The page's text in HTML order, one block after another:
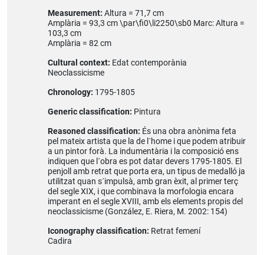
Measurement: Altura = 71,7 cm
Amplària = 93,3 cm \par\fi0\li2250\sb0 Marc: Altura =
103,3 cm
Amplària = 82 cm
Cultural context: Edat contemporània
Neoclassicisme
Chronology: 1795-1805
Generic classification: Pintura
Reasoned classification: És una obra anònima feta
pel mateix artista que la de l´home i que podem atribuir
a un pintor forà. La indumentària i la composició ens
indiquen que l´obra es pot datar devers 1795-1805. El
penjoll amb retrat que porta era, un tipus de medalló ja
utilitzat quan s´impulsà, amb gran èxit, al primer terç
del segle XIX, i que combinava la morfologia encara
imperant en el segle XVIII, amb els elements propis del
neoclassicisme (González, E. Riera, M. 2002: 154)
Iconography classification: Retrat femení
Cadira